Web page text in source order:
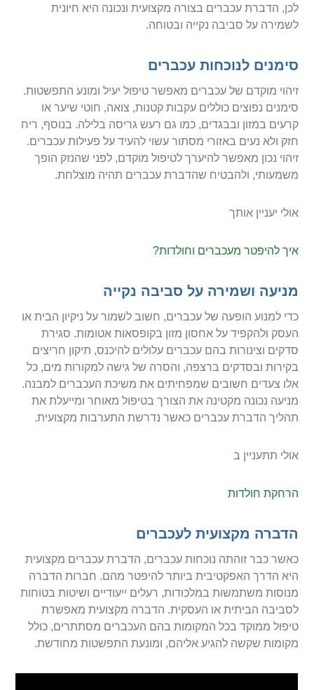
לכן, הדברת עכברים בצורה מקצועית ונכונה היא חיונית
לשמירה על סביבה נקייה ובטוחה.
סימנים לנוכחות עכברים
זיהוי מוקדם של עכברים מאפשר טיפול יעיל ומונע התפשטות.
סימנים נפוצים כוללים עקבות קטנות, צואה, חוטי שיער או
קרעים במזון ובבגדים, כמו גם רעש גריסה בלילה. בנוסף, ריח
חזק ולא נעים באזורי מסתור עשוי להעיד על פעילות עכברים.
זיהוי נכון מאפשר להיערך לטיפול מוקדם, לפני שהנזק הופך
משמעותי, ולהבטיח שהדברת עכברים תהיה מוצלחת.
אולי יעניין אותך
איך להיפטר מעכברים וחולדות?
מניעה ושמירה על סביבה נקייה
כדי למנוע הופעה של עכברים, חשוב לשמור על ניקיון הבית או
העסק ולהקפיד על אחסון מזון בקופסאות אטומות. סגירת
סדקים וצינורות בהם עכברים עלולים להיכנס, תיקון חריצים
בקירות ובסדקים ברצפה, והסרה של גישה למקורות מים, כל
אלו צעדים חשובים שמפחיתים את משיכת העכברים למבנה.
מניעה נכונה מקטינה את הצורך בטיפול מאוחר ומייעלת את
תהליך הדברת עכברים כאשר נדרשת התערבות מקצועית.
אולי תתעניין ב
הרחקת חולדות
הדברה מקצועית לעכברים
כאשר כבר זוהתה נוכחות עכברים, הדברת עכברים מקצועית
היא הדרך האפקטיבית ביותר להיפטר מהם. חברות הדברה
מנוסות משתמשות במלכודות, רעלים ייעודיים ושיטות בטוחות
לסביבה הביתית או העסקית. הדברה מקצועית מאפשרת
טיפול ממוקד בכל המקומות בהם העכברים מסתתרים, כולל
מקומות שקשה להגיע אליהם, ומונעת התפשטות מחודשת.